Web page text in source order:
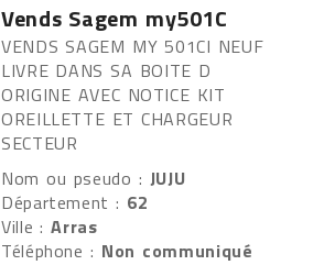
Vends Sagem my501C
VENDS SAGEM MY 501CI NEUF
LIVRE DANS SA BOITE D
ORIGINE AVEC NOTICE KIT
OREILLETTE ET CHARGEUR
SECTEUR
Nom ou pseudo : JUJU
Département : 62
Ville :Arras
Téléphone : Non communiqué